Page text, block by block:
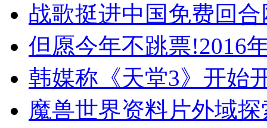
战歌挺进中国免费回
但愿今年不跳票!2016
韩媒称《天堂3》开始
魔兽世界资料片外域